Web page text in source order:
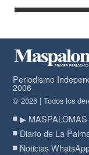
Periodismo
2006
© 2026 | Todos los
▶
Diario de La
Noticias